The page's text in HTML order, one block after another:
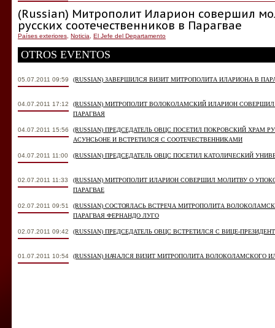
(Russian) Митрополит Иларион совершил
русских соотечественников в Парагвае
Países exteriores Noticia El Jefe del Departamento
OTROS EVENTOS
05.07.2011 09:59 (RUSSIAN) ЗАВЕРШИЛСЯ ВИЗИТ МИТРОПОЛИТА ИЛАРИОНА В
04.07.2011 17:12
(RUSSIAN) МИТРОПОЛИТ ВОЛОКОЛАМСКИЙ ИЛАРИОН
ПАРАГВАЯ
04.07.2011 15:56
(RUSSIAN) ПРЕДСЕДАТЕЛЬ ОВЦС ПОСЕТИЛ ПОКРОВСКИЙ ХРАМ
АСУНСЬОНЕ И ВСТРЕТИЛСЯ С СООТЕЧЕСТВЕННИКАМИ
04.07.2011 11:00 (RUSSIAN) ПРЕДСЕДАТЕЛЬ ОВЦС ПОСЕТИЛ КАТОЛИЧЕСКИЙ
02.07.2011 11:33
(RUSSIAN) МИТРОПОЛИТ ИЛАРИОН СОВЕРШИЛ МОЛИТВУ О
ПАРАГВАЕ
02.07.2011 09:51
(RUSSIAN) СОСТОЯЛАСЬ ВСТРЕЧА МИТРОПОЛИТА
ПАРАГВАЯ ФЕРНАНДО ЛУГО
02.07.2011 09:42 (RUSSIAN) ПРЕДСЕДАТЕЛЬ ОВЦС ВСТРЕТИЛСЯ С ВИЦЕ-
01.07.2011 10:54 (RUSSIAN) НАЧАЛСЯ ВИЗИТ МИТРОПОЛИТА ВОЛОКОЛАМСКОГО